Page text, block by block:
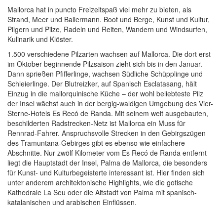
Mallorca hat in puncto Freizeitspaß viel mehr zu bieten, als
Strand, Meer und Ballermann. Boot und Berge, Kunst und Kultur,
Pilgern und Pilze, Radeln und Reiten, Wandern und Windsurfen,
Kulinarik und Klöster.
1.500 verschiedene Pilzarten wachsen auf Mallorca. Die dort erst
im Oktober beginnende Pilzsaison zieht sich bis in den Januar.
Dann sprießen Pfifferlinge, wachsen Südliche Schüpplinge und
Schleierlinge. Der Blutreizker, auf Spanisch Esclatasang, hält
Einzug in die mallorquinische Küche – der wohl beliebteste Pilz
der Insel wächst auch in der bergig-waldigen Umgebung des Vier-
Sterne-Hotels Es Recó de Randa. Mit seinem weit ausgebauten,
beschilderten Radstrecken-Netz ist Mallorca ein Muss für
Rennrad-Fahrer. Anspruchsvolle Strecken in den Gebirgszügen
des Tramuntana-Gebirges gibt es ebenso wie einfachere
Abschnitte. Nur zwölf Kilometer vom Es Recó de Randa entfernt
liegt die Hauptstadt der Insel, Palma de Mallorca, die besonders
für Kunst- und Kulturbegeisterte interessant ist. Hier finden sich
unter anderem architektonische Highlights, wie die gotische
Kathedrale La Seu oder die Altstadt von Palma mit spanisch-
katalanischen und arabischen Einflüssen.